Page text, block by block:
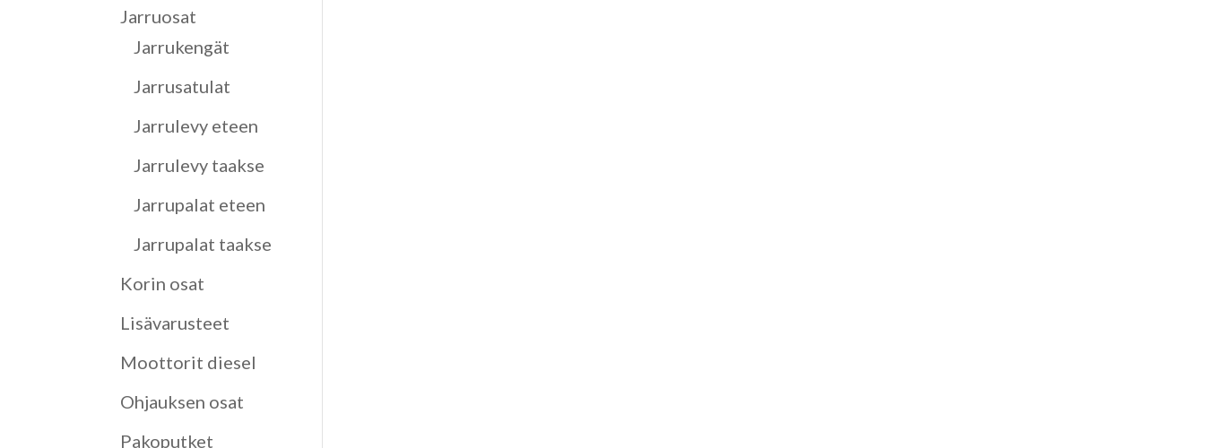
Jarruosat
Jarrukengät
Jarrusatulat
Jarrulevy eteen
Jarrulevy taakse
Jarrupalat eteen
Jarrupalat taakse
Korin osat
Lisävarusteet
Moottorit diesel
Ohjauksen osat
Pakoputket